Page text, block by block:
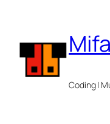
content
Coding |